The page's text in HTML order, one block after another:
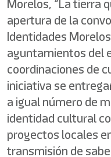
Morelos, “La tierra
apertura de la
Identidades
ayuntamientos del
coordinaciones de
iniciativa se
a igual número de
identidad cultural
proyectos locales
transmisión de